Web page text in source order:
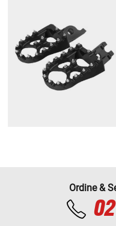
Ordine &